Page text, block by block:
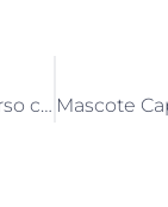
Guarda Civil de Capivari participa de curso com técnicas de patrulhamento urbano